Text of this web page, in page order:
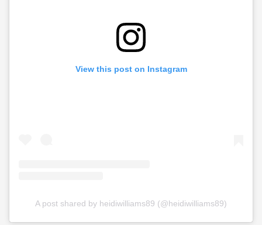
View this post on Instagram
A post shared by heidiwilliams89 (@heidiwilliams89)